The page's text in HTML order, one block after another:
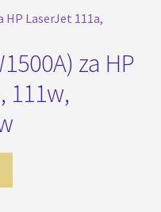
za HP
111w,